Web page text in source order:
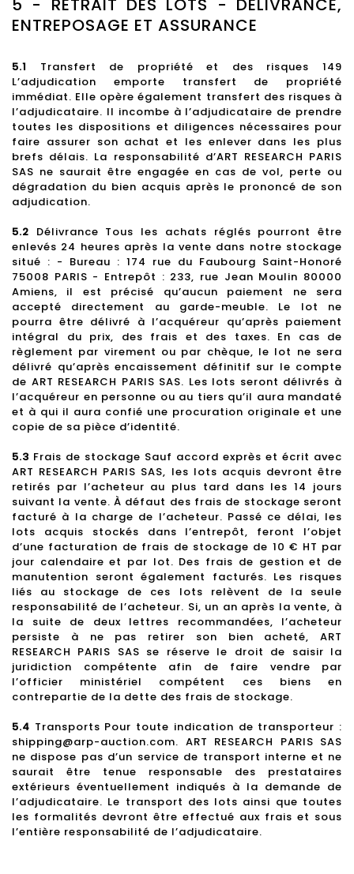
5 - RETRAIT DES LOTS - DELIVRANCE,
ENTREPOSAGE ET ASSURANCE
5.1
Transfert de propriété et des risques 149
L’adjudication emporte transfert de propriété
immédiat. Elle opère également transfert des risques à
l’adjudicataire. Il incombe à l’adjudicataire de prendre
toutes les dispositions et diligences nécessaires pour
faire assurer son achat et les enlever dans les plus
brefs délais. La responsabilité d’ART RESEARCH PARIS
SAS ne saurait être engagée en cas de vol, perte ou
dégradation du bien acquis après le prononcé de son
adjudication.
5.2 Délivrance Tous les achats réglés pourront être
enlevés 24 heures après la vente dans notre stockage
situé : - Bureau : 174 rue du Faubourg Saint-Honoré
75008 PARIS - Entrepôt : 233, rue Jean Moulin 80000
Amiens, il est précisé qu’aucun paiement ne sera
accepté directement au garde-meuble. Le lot ne
pourra être délivré à l’acquéreur qu’après paiement
intégral du prix, des frais et des taxes. En cas de
règlement par virement ou par chèque, le lot ne sera
délivré qu’après encaissement définitif sur le compte
de ART RESEARCH PARIS SAS. Les lots seront délivrés à
l’acquéreur en personne ou au tiers qu’il aura mandaté
et à qui il aura confié une procuration originale et une
copie de sa pièce d’identité.
5.3 Frais de stockage Sauf accord exprès et écrit avec
ART RESEARCH PARIS SAS, les lots acquis devront être
retirés par l’acheteur au plus tard dans les 14 jours
suivant la vente. À défaut des frais de stockage seront
facturé à la charge de l’acheteur. Passé ce délai, les
lots acquis stockés dans l’entrepôt, feront l’objet
d’une facturation de frais de stockage de 10 € HT par
jour calendaire et par lot. Des frais de gestion et de
manutention seront également facturés. Les risques
liés au stockage de ces lots relèvent de la seule
responsabilité de l’acheteur. Si, un an après la vente, à
la suite de deux lettres recommandées, l’acheteur
persiste à ne pas retirer son bien acheté, ART
RESEARCH PARIS SAS se réserve le droit de saisir la
juridiction compétente afin de faire vendre par
l’officier ministériel compétent ces biens en
contrepartie de la dette des frais de stockage.
5.4 Transports Pour toute indication de transporteur :
shipping@arp-auction.com. ART RESEARCH PARIS SAS
ne dispose pas d’un service de transport interne et ne
saurait être tenue responsable des prestataires
extérieurs éventuellement indiqués à la demande de
l’adjudicataire. Le transport des lots ainsi que toutes
les formalités devront être effectué aux frais et sous
l’entière responsabilité de l’adjudicataire.